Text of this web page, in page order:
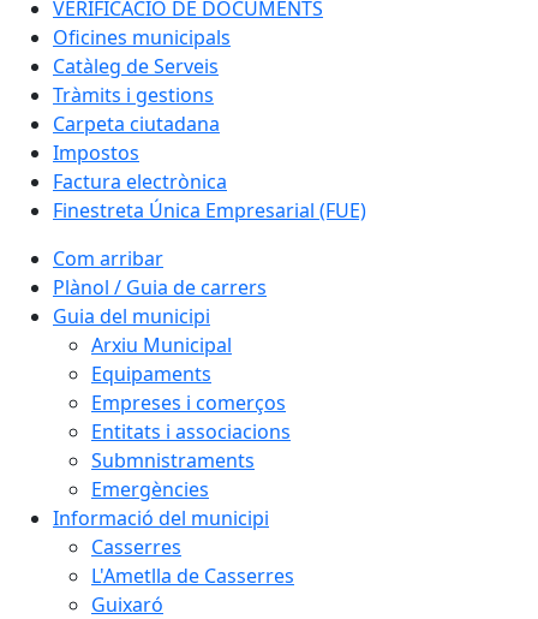
VERIFICACIÓ DE DOCUMENTS
Oficines municipals
Catàleg de Serveis
Tràmits i gestions
Carpeta ciutadana
Impostos
Factura electrònica
Finestreta Única Empresarial (FUE)
Com arribar
Plànol / Guia de carrers
Guia del municipi
Arxiu Municipal
Equipaments
Empreses i comerços
Entitats i associacions
Submnistraments
Emergències
Informació del municipi
Casserres
L'Ametlla de Casserres
Guixaró